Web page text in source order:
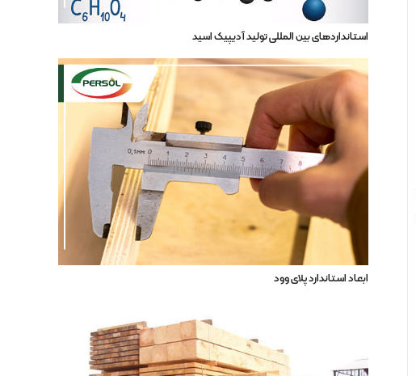
استانداردهای بین المللی تولید آدیپیک اسید
ابعاد استاندارد پلای وود